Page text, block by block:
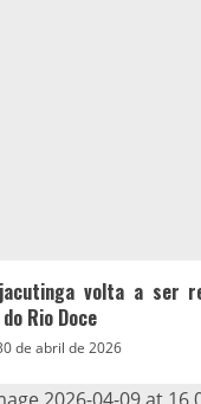
volta a ser
Rio Doce
de abril de 2026